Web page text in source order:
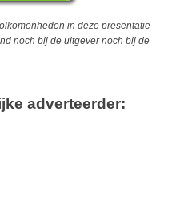
in deze presentatie
noch bij de uitgever noch bij de
adverteerder: